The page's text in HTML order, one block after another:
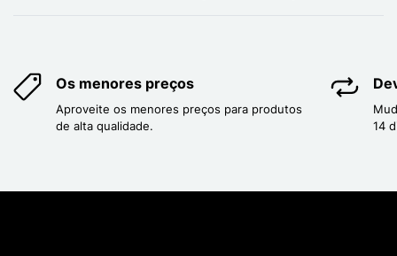
Os menores preços
Aproveite os menores preços para produtos
de alta qualidade.
14